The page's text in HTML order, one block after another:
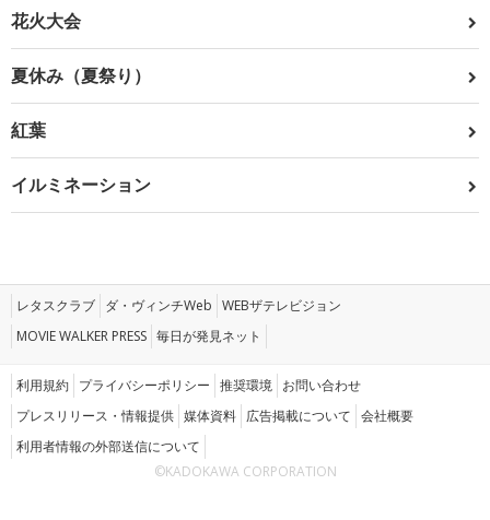
花火大会
夏休み（夏祭り）
紅葉
イルミネーション
レタスクラブ ダ・ヴィンチWeb WEBザテレビジョン
MOVIE WALKER PRESS 毎日が発見ネット
利用規約 プライバシーポリシー 推奨環境 お問い合わせ
プレスリリース・情報提供 媒体資料 広告掲載について 会社概要
利用者情報の外部送信について
©KADOKAWA CORPORATION